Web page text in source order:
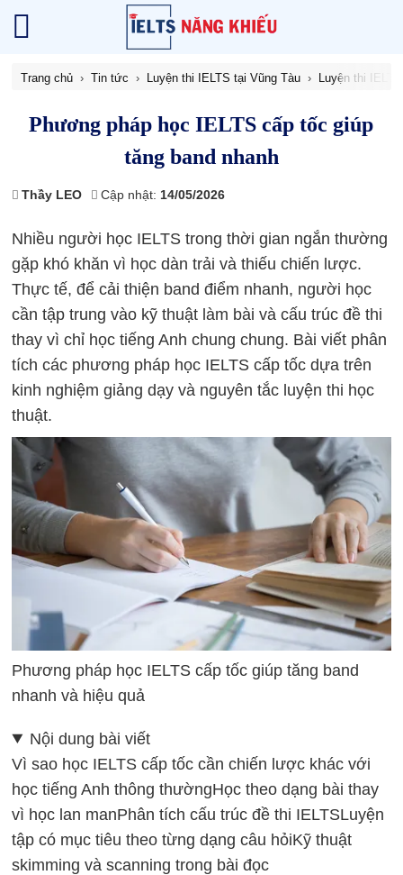
Trang chủ Tin tức Luyện thi IELTS tại Vũng Tàu Luyện thi
Phương pháp học IELTS cấp tốc giúp
tăng band nhanh
Thầy LEO Cập nhật: 14/05/2026
Nhiều người học IELTS trong thời gian ngắn thường
gặp khó khăn vì học dàn trải và thiếu chiến lược.
Thực tế, để cải thiện band điểm nhanh, người học
cần tập trung vào kỹ thuật làm bài và cấu trúc đề thi
thay vì chỉ học tiếng Anh chung chung. Bài viết phân
tích các phương pháp học IELTS cấp tốc dựa trên
kinh nghiệm giảng dạy và nguyên tắc luyện thi học
thuật.
Phương pháp học IELTS cấp tốc giúp tăng band
nhanh và hiệu quả
Nội dung bài viết
Vì sao học IELTS cấp tốc cần chiến lược khác với
học tiếng Anh thông thườngHọc theo dạng bài thay
vì học lan manPhân tích cấu trúc đề thi IELTSLuyện
tập có mục tiêu theo từng dạng câu hỏiKỹ thuật
skimming và scanning trong bài đọc